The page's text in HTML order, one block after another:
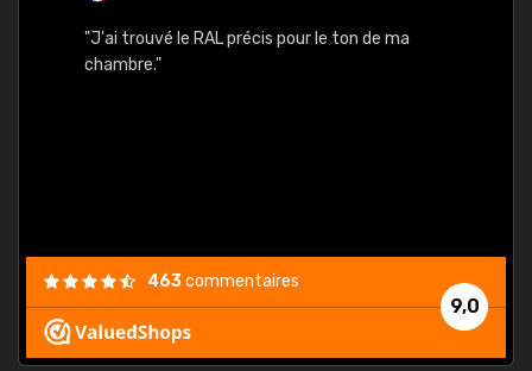
"J'ai trouvé le RAL précis pour le ton de ma
chambre."
9,0
463commentaires